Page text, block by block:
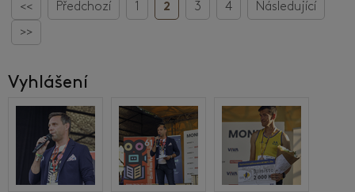
<< Předchozí 1 2 3 4
Následující
>>
Vyhlášení